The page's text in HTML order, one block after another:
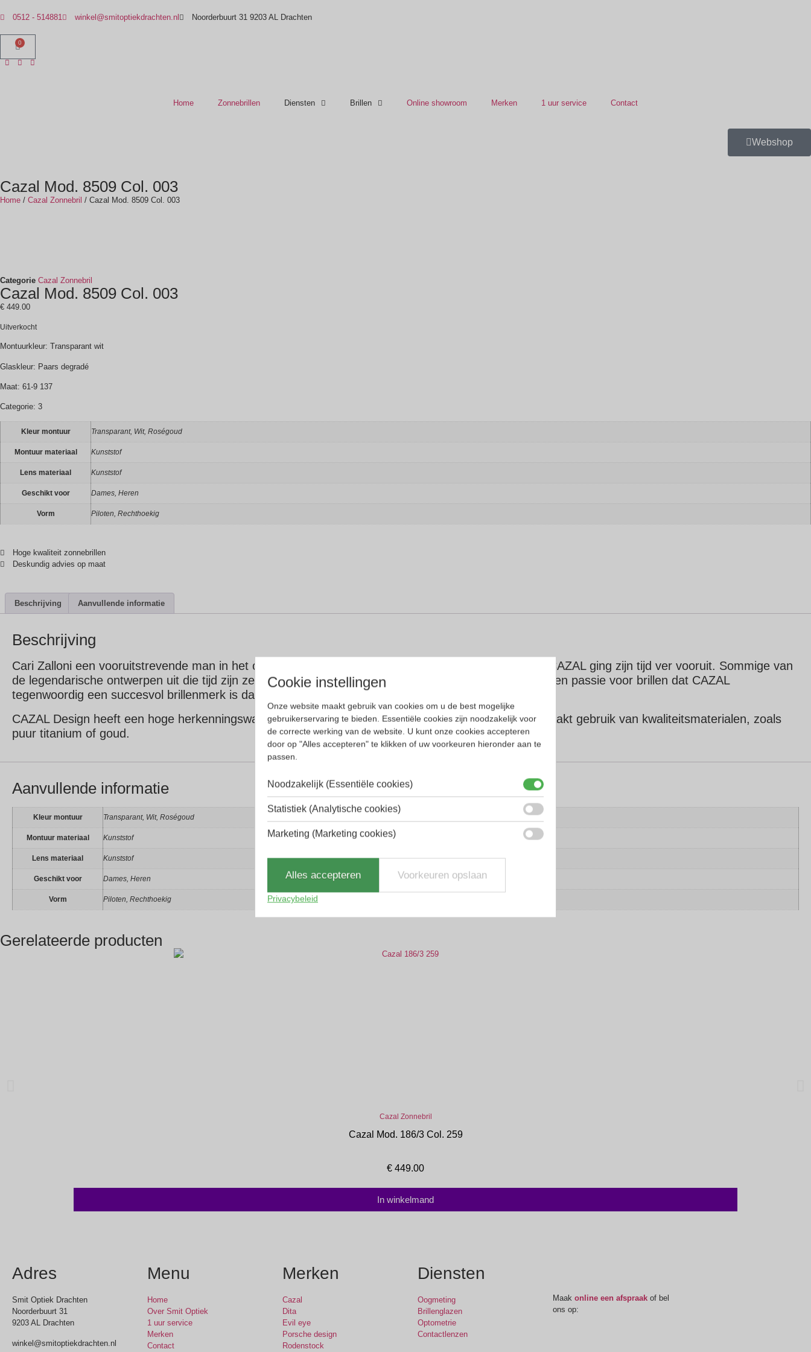
0512 - 514881 winkel@smitoptiekdrachten.nl Noorderbuurt 31 9203 AL Drachten
0
Home Zonnebrillen Diensten Brillen Online showroom Merken 1 uur service Contact
Webshop
Cazal Mod. 8509 Col. 003
Home / Cazal Zonnebril / Cazal Mod. 8509 Col. 003
Categorie Cazal Zonnebril
Cazal Mod. 8509 Col. 003
€ 449.00
Uitverkocht
Montuurkleur: Transparant wit
Glaskleur: Paars degradé
Maat: 61-9 137
Categorie: 3
Kleur montuur Transparant, Wit, Roségoud
Montuur materiaal Kunststof
Lens materiaal Kunststof
Geschikt voor Dames, Heren
Vorm Piloten, Rechthoekig
Hoge kwaliteit zonnebrillen
Deskundig advies op maat
Beschrijving Aanvullende informatie
Beschrijving
Cari Zalloni een vooruitstrevende man in het ontwerpen van brillen, wat bekend werd in de jaren 80. CAZAL ging zijn tijd ver vooruit. Sommige van
de legendarische ontwerpen uit die tijd zijn zelfs nu nog trendsettend. Het is te danken aan zijn talent en passie voor brillen dat CAZAL
tegenwoordig een succesvol brillenmerk is dat geliefd is bij brildragers over de hele wereld.
CAZAL Design heeft een hoge herkenningswaarde is vaak opvallend en altijd ongebruikelijk. Cazal maakt gebruik van kwaliteitsmaterialen, zoals
puur titanium of goud.
Aanvullende informatie
Kleur montuur Transparant, Wit, Roségoud
Montuur materiaal Kunststof
Lens materiaal Kunststof
Geschikt voor Dames, Heren
Vorm Piloten, Rechthoekig
Gerelateerde producten
Cazal Zonnebril
Cazal Mod. 186/3 Col. 259
€ 449.00
In winkelmand
Adres
Smit Optiek Drachten
Noorderbuurt 31
9203 AL Drachten
winkel@smitoptiekdrachten.nl
Menu
Home
Over Smit Optiek
1 uur service
Merken
Contact
Merken
Cazal
Dita
Evil eye
Porsche design
Rodenstock
Diensten
Oogmeting
Brillenglazen
Optometrie
Contactlenzen
Maak online een afspraak of bel
ons op:
Cookie instellingen
Onze website maakt gebruik van cookies om u de best mogelijke
gebruikerservaring te bieden. Essentiële cookies zijn noodzakelijk voor
de correcte werking van de website. U kunt onze cookies accepteren
door op "Alles accepteren" te klikken of uw voorkeuren hieronder aan te
passen.
Noodzakelijk (Essentiële cookies)
Statistiek (Analytische cookies)
Marketing (Marketing cookies)
Alles accepteren Voorkeuren opslaan
Privacybeleid